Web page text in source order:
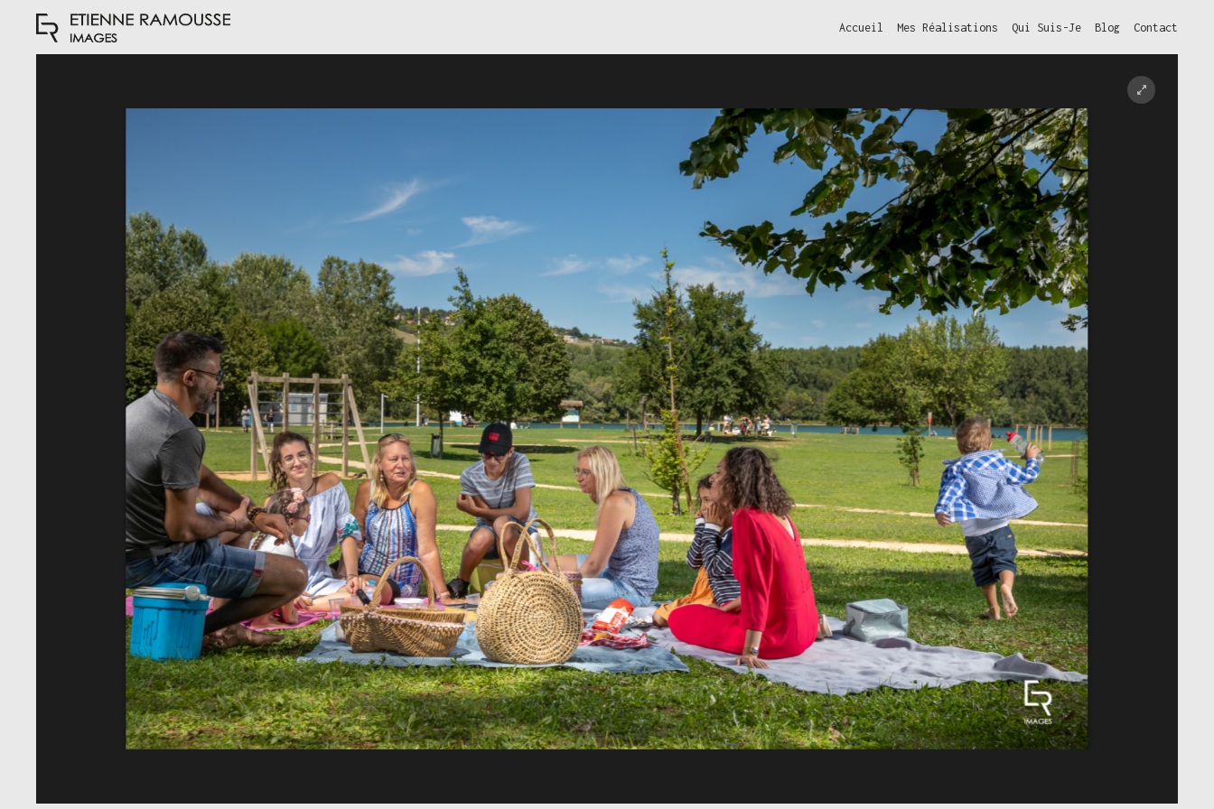
Accueil Mes Réalisations Qui Suis-Je Blog Contact